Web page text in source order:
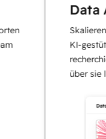
Data
Skalieren
KI-
recherchiert,
über sie